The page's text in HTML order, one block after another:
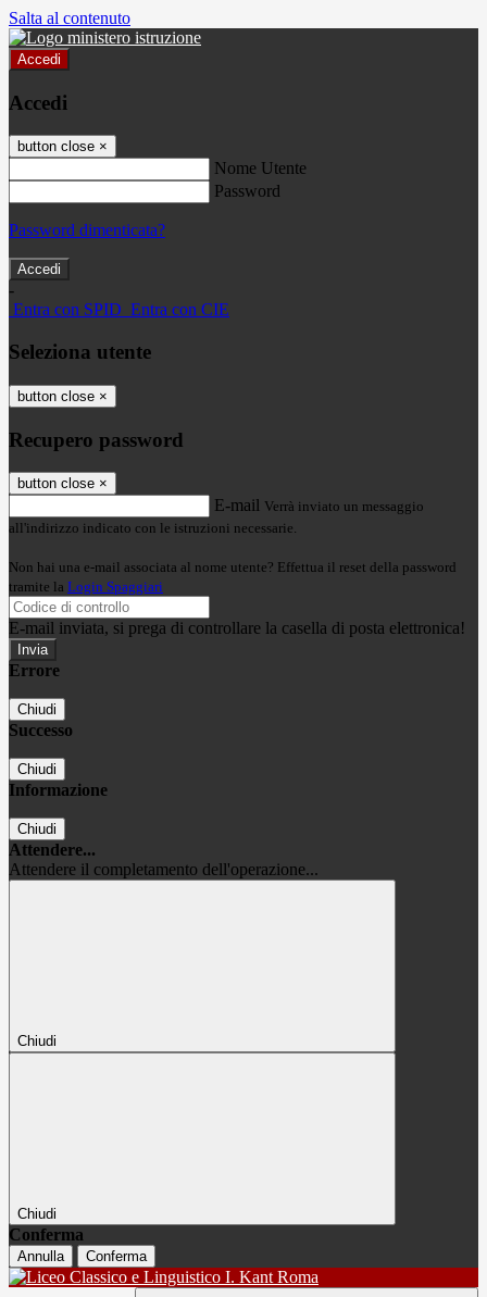
Salta al contenuto
Accedi
Accedi
button close ×
Nome Utente
Password
Password dimenticata?
-
Entra con SPID Entra con CIE
Seleziona utente
button close ×
Recupero password
button close ×
E-mail Verrà inviato un messaggio
all'indirizzo indicato con le istruzioni necessarie.
Non hai una e-mail associata al nome utente? Effettua il reset della password
tramite la Login Spaggiari
E-mail inviata, si prega di controllare la casella di posta elettronica!
Errore
Chiudi
Successo
Chiudi
Informazione
Chiudi
Attendere...
Attendere il completamento dell'operazione...
Chiudi
Chiudi
Conferma
Annulla Conferma